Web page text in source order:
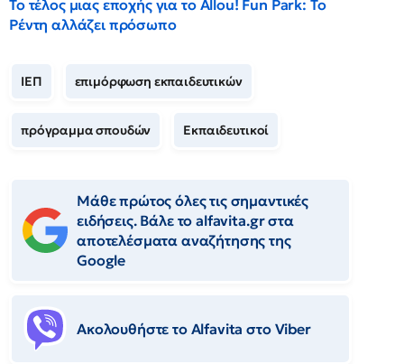
Το τέλος μιας εποχής για το Allou! Fun Park: Το
Ρέντη αλλάζει πρόσωπο
ΙΕΠ επιμόρφωση εκπαιδευτικών
πρόγραμμα σπουδών Εκπαιδευτικοί
Μάθε πρώτος όλες τις σημαντικές
ειδήσεις. Βάλε το alfavita.gr στα
αποτελέσματα αναζήτησης της
Google
Ακολουθήστε το Αlfavita στο Viber